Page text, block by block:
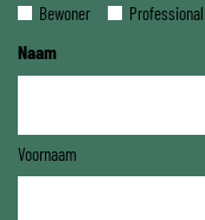
Bewoner Professional
Naam
Voornaam